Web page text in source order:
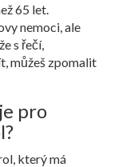
65 let.
nemoci, ale
s řečí,
můžeš zpomalit
pro
který má